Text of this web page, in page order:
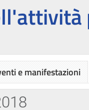
e manifestazioni